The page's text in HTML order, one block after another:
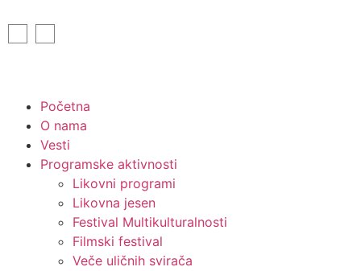
Početna
O nama
Vesti
Programske aktivnosti
Likovni programi
Likovna jesen
Festival Multikulturalnosti
Filmski festival
Veče uličnih svirača